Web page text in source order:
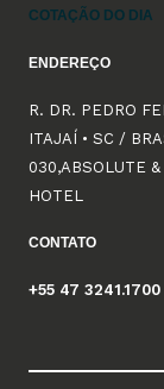
COTAÇÃO DO DIA
ENDEREÇO
R. DR. PEDRO
ITAJAÍ • SC /
030,ABSOLUTE
HOTEL
CONTATO
+55 47 3241.1700